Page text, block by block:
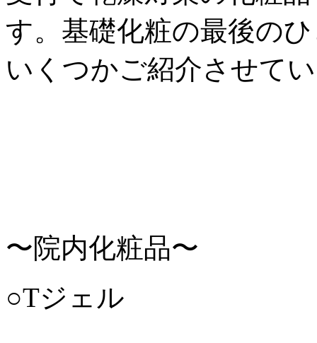
す。基礎化粧の最後の
いくつかご紹介させて
〜院内化粧品〜
○Tジェル